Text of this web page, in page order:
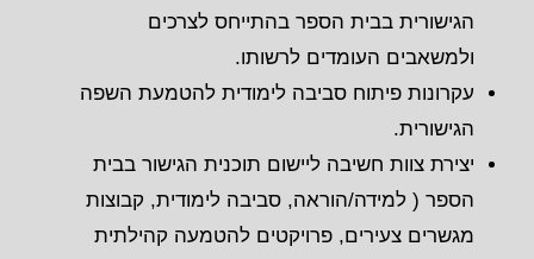
הגישורית בבית הספר בהתייחס לצרכים
ולמשאבים העומדים לרשותו.
עקרונות פיתוח סביבה לימודית להטמעת השפה
הגישורית.
יצירת צוות חשיבה ליישום תוכנית הגישור בבית
הספר ( למידה/הוראה, סביבה לימודית, קבוצות
מגשרים צעירים, פרויקטים להטמעה קהילתית